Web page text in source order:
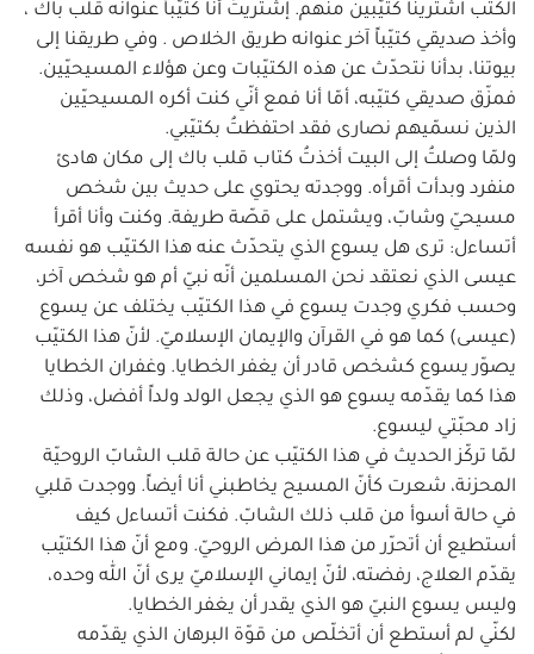
الكتب اشترينا كتيّبين منهم. إشتريتُ أنا كتيّباً عنوانه قلب باك ،
وأخذ صديقي كتيّباً آخر عنوانه طريق الخلاص . وفي طريقنا إلى
بيوتنا، بدأنا نتحدّث عن هذه الكتيّبات وعن هؤلاء المسيحيّين.
فمزّق صديقي كتيّبه، أمّا أنا فمع أنّي كنت أكره المسيحيّين
الذين نسمّيهم نصارى فقد احتفظتُ بكتيّبي.
ولمّا وصلتُ إلى البيت أخذتُ كتاب قلب باك إلى مكان هادئ
منفرد وبدأت أقرأه. ووجدته يحتوي على حديث بين شخص
مسيحيّ وشابّ، ويشتمل على قصّة طريفة. وكنت وأنا أقرأ
أتساءل: ترى هل يسوع الذي يتحدّث عنه هذا الكتيّب هو نفسه
عيسى الذي نعتقد نحن المسلمين أنّه نبيّ أم هو شخص آخر،
وحسب فكري وجدت يسوع في هذا الكتيّب يختلف عن يسوع
(عيسى) كما هو في القرآن والإيمان الإسلاميّ. لأنّ هذا الكتيّب
يصوّر يسوع كشخص قادر أن يغفر الخطايا. وغفران الخطايا
هذا كما يقدّمه يسوع هو الذي يجعل الولد ولداً أفضل، وذلك
زاد محبّتي ليسوع.
لمّا تركّز الحديث في هذا الكتيّب عن حالة قلب الشابّ الروحيّة
المحزنة، شعرت كأنّ المسيح يخاطبني أنا أيضاً. ووجدت قلبي
في حالة أسوأ من قلب ذلك الشابّ. فكنت أتساءل كيف
أستطيع أن أتحرّر من هذا المرض الروحيّ. ومع أنّ هذا الكتيّب
يقدّم العلاج، رفضته، لأنّ إيماني الإسلاميّ يرى أنّ الله وحده،
وليس يسوع النبيّ هو الذي يقدر أن يغفر الخطايا.
لكنّي لم أستطع أن أتخلّص من قوّة البرهان الذي يقدّمه